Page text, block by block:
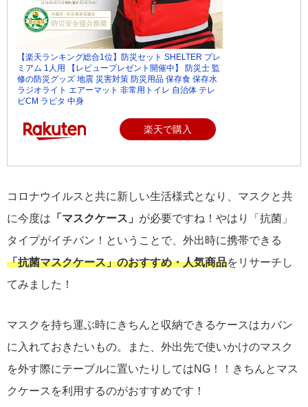
【楽天ランキング総合1位】防災セット SHELTER プレ
ミアム 1人用 【レビュープレゼント開催中】 防災士 監
修の防災グッズ 地震 災害対策 防災用品 保存食 保存水
ラジオライト エアーマット 非常用トイレ 自治体 テレ
ビCM ラピタ 中身
楽天で購入
コロナウイルスと共に新しい生活様式となり、マスクと共
に今度は 「マスクケース」 が必要ですね！やはり「抗菌」
タイプがイチバン！ということで、外出時に携帯できる
「抗菌マスクケース」のおすすめ・人気商品をリサーチし
てみました！
マスクを持ち運ぶ時にきちんと収納できるケースはカバン
に入れておきたいもの。また、外出先で使いかけのマスク
を外す際にテーブルに置いたりしてはNG！！きちんとマス
クケースを利用するのがおすすめです！